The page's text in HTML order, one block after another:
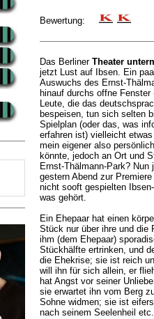
Bewertung:
Das Berliner Theater
jetzt Lust auf Ibsen. Ein
Auswuchs des Ernst-
hinauf durchs offne
Leute, die das
bespeisen, tun sich selten
Spielplan (oder das, was
erfahren ist) vielleicht
mein eigener also
könnte, jedoch an Ort und
Ernst-Thälmann-Park?
gestern Abend zur
nicht sooft gespielten
was gehört.
Ein Ehepaar hat einen
Stück nur über ihre und die
ihm (dem Ehepaar)
Stückhälfte ertrinken, und
die Ehekrise; sie ist reich
will ihn für sich allein, er
hat Angst vor seiner
sie erwartet ihn vom Berg
Sohne widmen; sie ist
nach seinem Seelenheil